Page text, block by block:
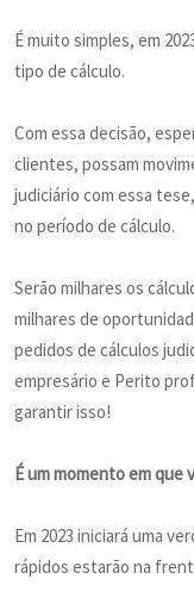
É muito simples, em
tipo de cálculo.
Com essa decisão,
clientes, possam
judiciário com essa
no período de cálculo.
Serão milhares os
milhares de
pedidos de cálculos
empresário e Perito
garantir isso!
É um momento em que
Em 2023 iniciará uma
rápidos estarão na